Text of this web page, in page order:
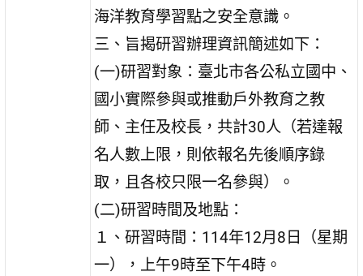
海洋教育學習點之安全意識。
三、旨揭研習辦理資訊簡述如下：
(一)研習對象：臺北市各公私立國中、
國小實際參與或推動戶外教育之教
師、主任及校長，共計30人（若達報
名人數上限，則依報名先後順序錄
取，且各校只限一名參與）。
(二)研習時間及地點：
１、研習時間：114年12月8日（星期
一），上午9時至下午4時。